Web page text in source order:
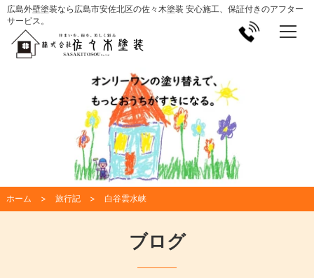
広島外壁塗装なら広島市安佐北区の佐々木塗装 安心施工、保証付きのアフター
サービス。
ホーム 旅行記 白谷雲水峡
ブログ